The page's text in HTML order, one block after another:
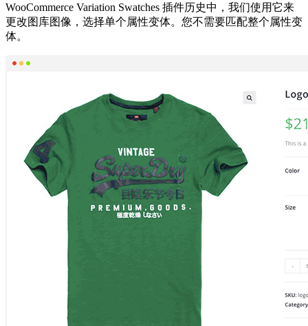
WooCommerce Variation Swatches 插件历史中，我们使用它来
更改图库图像，选择单个属性变体。您不需要匹配整个属性变
体。